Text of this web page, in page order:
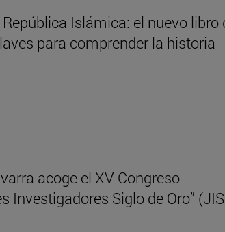
Islámica: el nuevo libro
para comprender la historia
acoge el XV Congreso
Investigadores Siglo de Oro”